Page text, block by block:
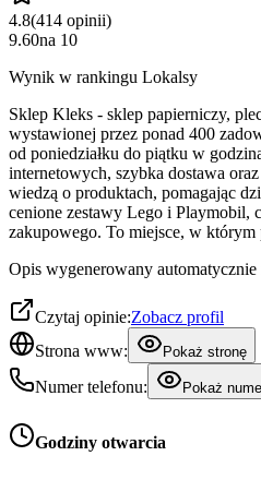
4.8(414 opinii)
9.60na 10
Wynik w rankingu Lokalsy
Sklep Kleks - sklep papierniczy,
wystawionej przez ponad 400
od poniedziałku do piątku w
internetowych, szybka dostawa
wiedzą o produktach, pomagając
cenione zestawy Lego i Playmobil,
zakupowego. To miejsce, w którym
Opis wygenerowany
Czytaj opinie:Zobacz profil
Strona www:
Pokaż stronę
Numer telefonu: Pokaż
Godziny otwarcia